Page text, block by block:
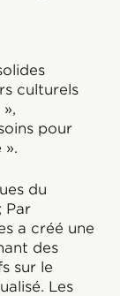
culturels
pour
».
du
Par
a créé une
des
sur le
Les